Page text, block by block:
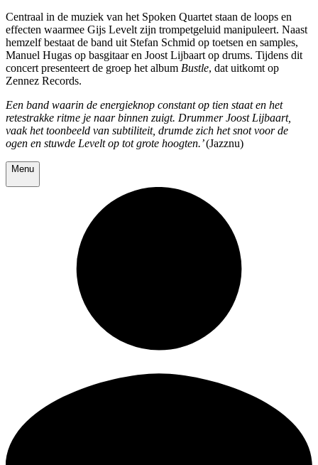
Centraal in de muziek van het Spoken Quartet staan de loops en
effecten waarmee Gijs Levelt zijn trompetgeluid manipuleert. Naast
hemzelf bestaat de band uit Stefan Schmid op toetsen en samples,
Manuel Hugas op basgitaar en Joost Lijbaart op drums. Tijdens dit
concert presenteert de groep het album Bustle, dat uitkomt op
Zennez Records.
Een band waarin de energieknop constant op tien staat en het
retestrakke ritme je naar binnen zuigt. Drummer Joost Lijbaart,
vaak het toonbeeld van subtiliteit, drumde zich het snot voor de
ogen en stuwde Levelt op tot grote hoogten.’(Jazznu)
Menu